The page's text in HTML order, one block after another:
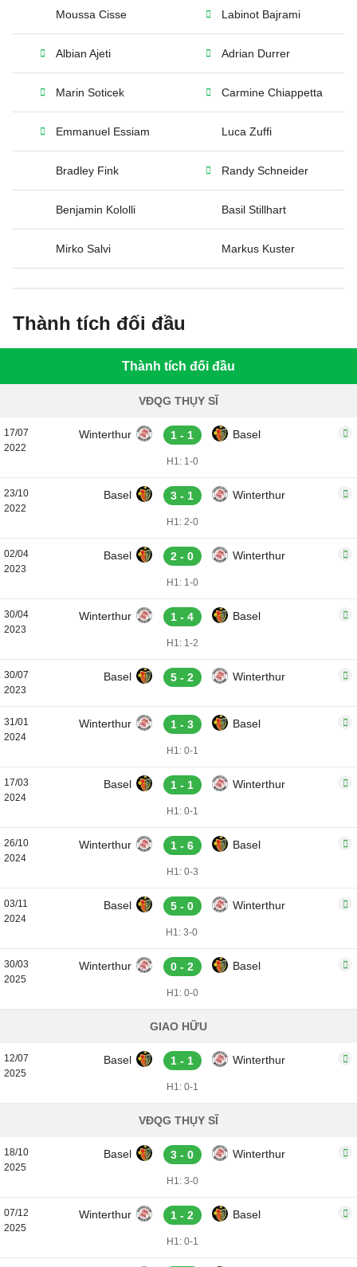
Moussa Cisse Labinot Bajrami
Albian Ajeti Adrian Durrer
Marin Soticek Carmine Chiappetta
Emmanuel Essiam Luca Zuffi
Bradley Fink Randy Schneider
Benjamin Kololli Basil Stillhart
Mirko Salvi Markus Kuster
Thành tích đối đầu
Thành tích đối đầu
VĐQG THỤY SĨ
17/07
2022
Winterthur 1 - 1 Basel
H1: 1-0
23/10
2022
Basel 3 - 1 Winterthur
H1: 2-0
02/04
2023
Basel 2 - 0 Winterthur
H1: 1-0
30/04
2023
Winterthur 1 - 4 Basel
H1: 1-2
30/07
2023
Basel 5 - 2 Winterthur
31/01
2024
Winterthur 1 - 3 Basel
H1: 0-1
17/03
2024
Basel 1 - 1 Winterthur
H1: 0-1
26/10
2024
Winterthur 1 - 6 Basel
H1: 0-3
03/11
2024
Basel 5 - 0 Winterthur
H1: 3-0
30/03
2025
Winterthur 0 - 2 Basel
H1: 0-0
GIAO HỮU
12/07
2025
Basel 1 - 1 Winterthur
H1: 0-1
VĐQG THỤY SĨ
18/10
2025
Basel 3 - 0 Winterthur
H1: 3-0
07/12
2025
Winterthur 1 - 2 Basel
H1: 0-1